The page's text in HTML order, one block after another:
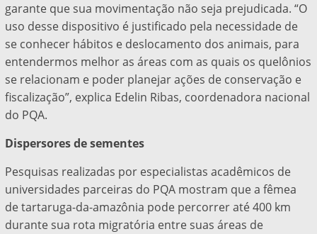
garante que sua movimentação não seja prejudicada. “O
uso desse dispositivo é justificado pela necessidade de
se conhecer hábitos e deslocamento dos animais, para
entendermos melhor as áreas com as quais os quelônios
se relacionam e poder planejar ações de conservação e
fiscalização”, explica Edelin Ribas, coordenadora nacional
do PQA.
Dispersores de sementes
Pesquisas realizadas por especialistas acadêmicos de
universidades parceiras do PQA mostram que a fêmea
de tartaruga-da-amazônia pode percorrer até 400 km
durante sua rota migratória entre suas áreas de